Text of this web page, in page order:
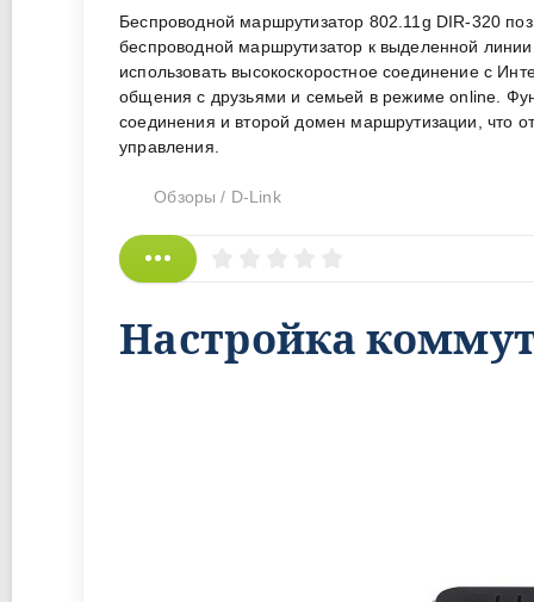
Беспроводной маршрутизатор 802.11g DIR-320
беспроводной маршрутизатор к выделенной
использовать высокоскоростное соединение с
общения с друзьями и семьей в режиме online.
соединения и второй домен маршрутизации, что
управления.
Обзоры / D-Link
Настройка